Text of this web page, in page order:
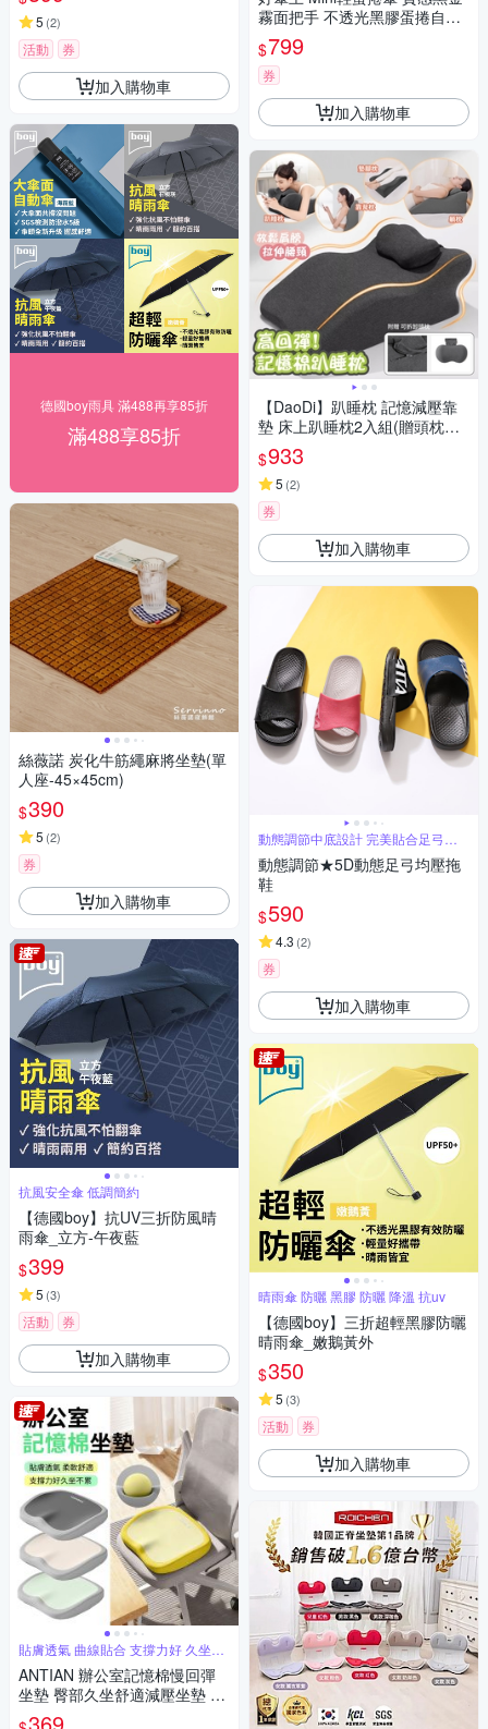
5 (2)
活動 券
加入購物車
德國boy雨具 滿488再享85折
滿488享85折
絲薇諾 炭化牛筋繩麻將坐墊(單
人座-45×45cm)
$390
5 (2)
券
加入購物車
抗風安全傘 低調簡約
【德國boy】抗UV三折防風晴
雨傘_立方-午夜藍
$399
5 (3)
活動 券
加入購物車
貼膚透氣 曲線貼合 支撐力好 久坐不
累
ANTIAN 辦公室記憶棉慢回彈
坐墊 臀部久坐舒適減壓坐墊 車
用坐墊 痔瘡墊 孕婦墊
霧面把手 不透光黑膠蛋捲自動
傘(多色可選)(買1送1)
$799
券
加入購物車
【DaoDi】趴睡枕 記憶減壓靠
墊 床上趴睡枕2入組(贈頭枕午
睡枕 靠枕 腰靠 床頭靠枕)
$933
5 (2)
券
加入購物車
動態調節中底設計 完美貼合足弓曲
線
動態調節★5D動態足弓均壓拖
鞋
$590
4.3 (2)
券
加入購物車
晴雨傘 防曬 黑膠 防曬 降溫 抗uv
【德國boy】三折超輕黑膠防曬
晴雨傘_嫩鵝黃外
$350
5 (3)
活動 券
加入購物車